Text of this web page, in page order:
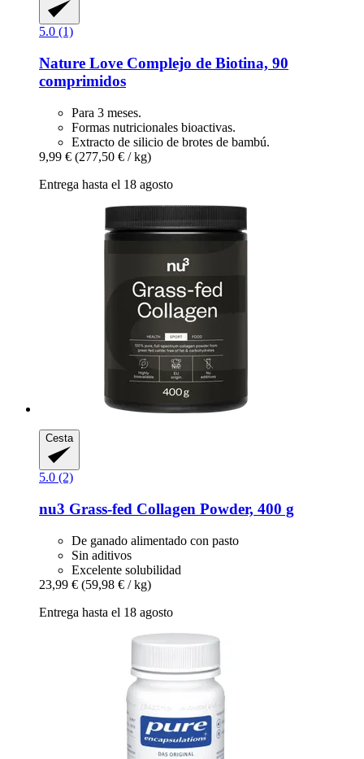
5.0 (1)
Nature Love Complejo de Biotina, 90
comprimidos
Para 3 meses.
Formas nutricionales bioactivas.
Extracto de silicio de brotes de bambú.
9,99 € (277,50 € / kg)
Entrega hasta el 18 agosto
Cesta
5.0 (2)
nu3 Grass-​fed Collagen Powder, 400 g
De ganado alimentado con pasto
Sin aditivos
Excelente solubilidad
23,99 € (59,98 € / kg)
Entrega hasta el 18 agosto